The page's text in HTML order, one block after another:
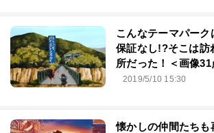
こんなテーマパー
保証なし!?そこは訪
所だった！＜画像31
2019/5/10 15:30
懐かしの仲間たちも